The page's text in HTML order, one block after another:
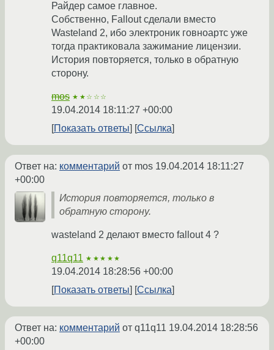
Райдер самое главное.
Собственно, Fallout сделали вместо
Wasteland 2, ибо электроник говноартс уже
тогда практиковала зажимание лицензии.
История повторяется, только в обратную
сторону.
mos ★★☆☆☆
19.04.2014 18:11:27 +00:00
Показать ответы
Ссылка
Ответ на: комментарий от mos 19.04.2014 18:11:27
+00:00
История повторяется, только в
обратную сторону.
wasteland 2 делают вместо fallout 4 ?
q11q11 ★★★★★
19.04.2014 18:28:56 +00:00
Показать ответы
Ссылка
Ответ на: комментарий от q11q11 19.04.2014 18:28:56
+00:00